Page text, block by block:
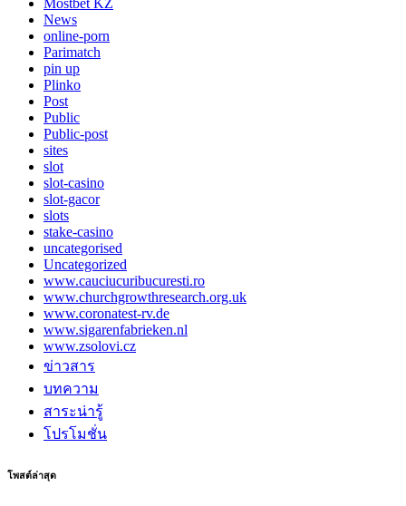
News
online-porn
Parimatch
pin up
Plinko
Post
Public
Public-post
sites
slot
slot-casino
slot-gacor
slots
stake-casino
uncategorised
Uncategorized
www.cauciucuribucuresti.ro
www.churchgrowthresearch.org.uk
www.coronatest-rv.de
www.sigarenfabrieken.nl
www.zsolovi.cz
ข่าวสาร
บทความ
สาระน่ารู้
โปรโมชั่น
โพสต์ล่าสุด